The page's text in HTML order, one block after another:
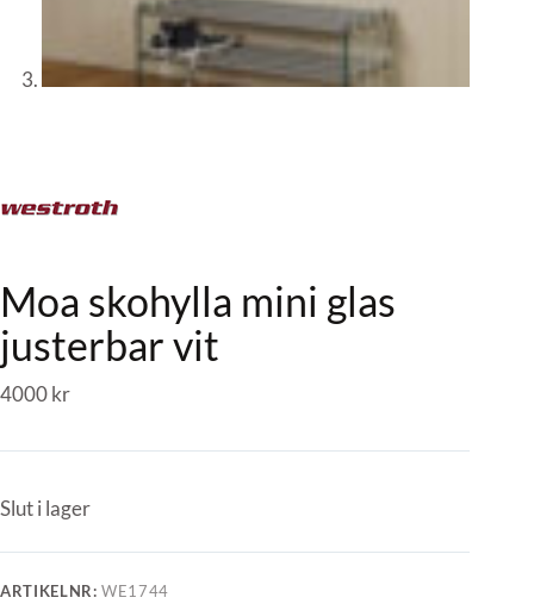
Moa skohylla mini glas
justerbar vit
4000kr
Slut i lager
ARTIKELNR:WE1744